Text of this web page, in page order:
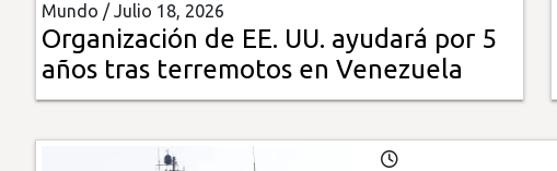
Multimedia
Impreso
Mundo /Julio 18, 2026
Organización de EE. UU. ayudará por 5
años tras terremotos en Venezuela